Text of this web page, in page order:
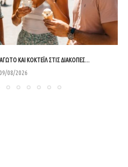
ΚΑΙ ΚΟΚΤΈΙΛ ΣΤΙΣ ΔΙΑΚΟΠΈΣ...
09/08/2026